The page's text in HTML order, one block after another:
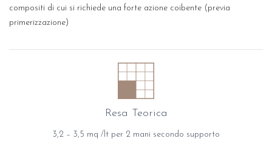
compositi di cui si richiede una forte azione coibente (previa
primerizzazione)
Resa Teorica
3,2 – 3,5 mq /lt per 2 mani secondo supporto